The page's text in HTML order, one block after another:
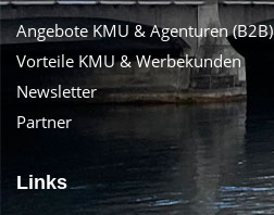
Angebote KMU & Agenturen (B2B)
Vorteile KMU & Werbekunden
Newsletter
Partner
Links